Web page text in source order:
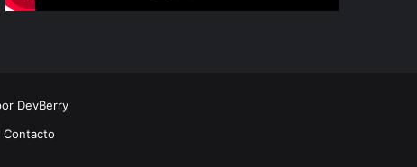
DevBerry
Contacto